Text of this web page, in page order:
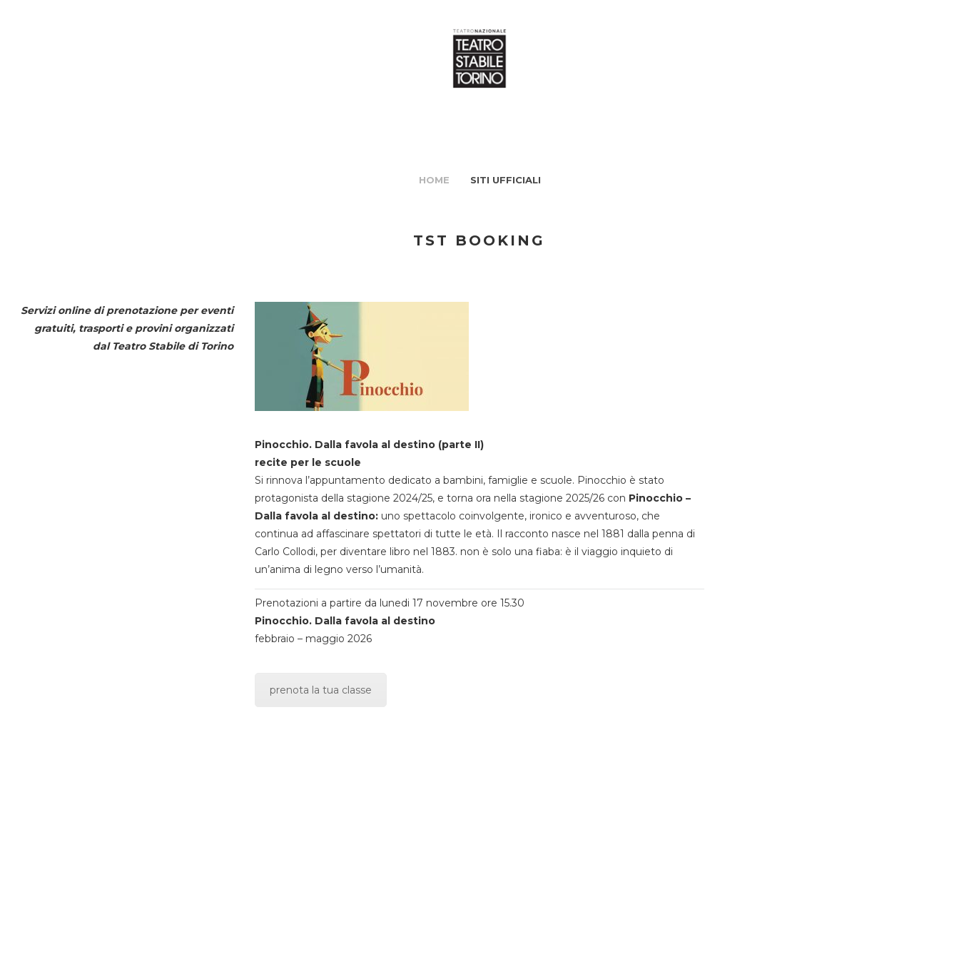
HOME SITI UFFICIALI
TST BOOKING
Servizi online di prenotazione per eventi
gratuiti, trasporti e provini organizzati
dal Teatro Stabile di Torino
Pinocchio. Dalla favola al destino (parte II)
recite per le scuole
Si rinnova l’appuntamento dedicato a bambini, famiglie e scuole. Pinocchio è stato
protagonista della stagione 2024/25, e torna ora nella stagione 2025/26 con Pinocchio –
Dalla favola al destino:uno spettacolo coinvolgente, ironico e avventuroso, che
continua ad affascinare spettatori di tutte le età. Il racconto nasce nel 1881 dalla penna di
Carlo Collodi, per diventare libro nel 1883. non è solo una fiaba: è il viaggio inquieto di
un’anima di legno verso l’umanità.
Prenotazioni a partire da lunedi 17 novembre ore 15.30
Pinocchio. Dalla favola al destino
febbraio – maggio 2026
prenota la tua classe